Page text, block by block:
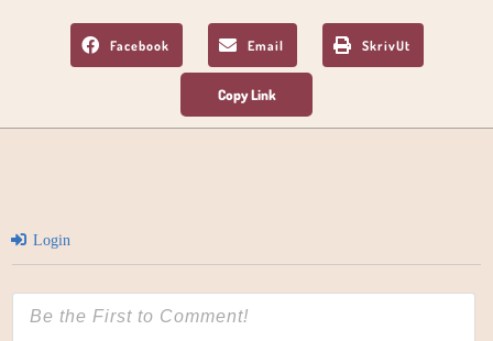
Facebook Email SkrivUt
Login